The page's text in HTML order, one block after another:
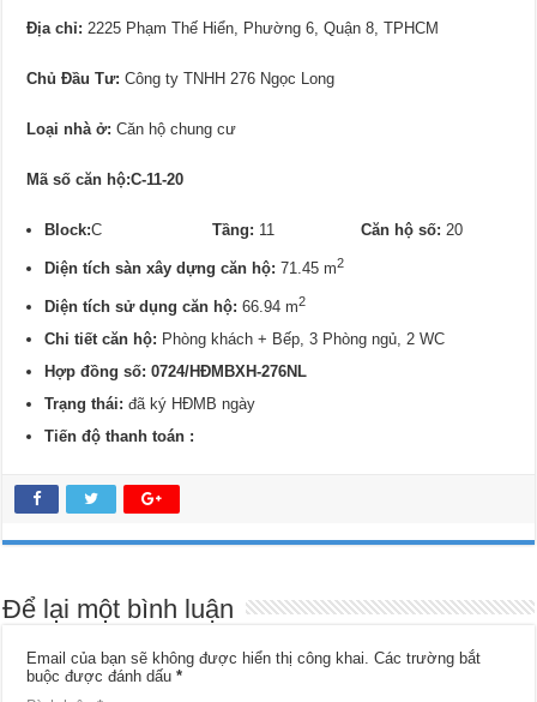
Địa chỉ: 2225 Phạm Thế Hiển, Phường 6, Quận 8, TPHCM
Chủ Đầu Tư: Công ty TNHH 276 Ngọc Long
Loại nhà ở: Căn hộ chung cư
Mã số căn hộ:C-11-20
Block:CTầng: 11Căn hộ số: 20
Diện tích sàn xây dựng căn hộ:71.45 m2
Diện tích sử dụng căn hộ: 66.94 m2
Chi tiết căn hộ: Phòng khách + Bếp, 3 Phòng ngủ, 2 WC
Hợp đồng số: 0724/HĐMBXH-276NL
Trạng thái:đã ký HĐMB ngày
Tiến độ thanh toán :
Để lại một bình luận
Email của bạn sẽ không được hiển thị công khai. Các trường bắt
buộc được đánh dấu*